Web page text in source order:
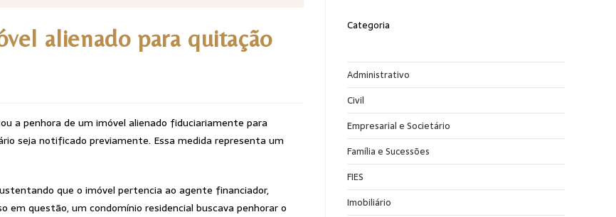
alienado para quitação
a penhora de um imóvel alienado fiduciariamente para
seja notificado previamente. Essa medida representa um
que o imóvel pertencia ao agente financiador,
em questão, um condomínio residencial buscava penhorar o
Categoria
Administrativo
Civil
Empresarial e Societário
Família e Sucessões
FIES
Imobiliário